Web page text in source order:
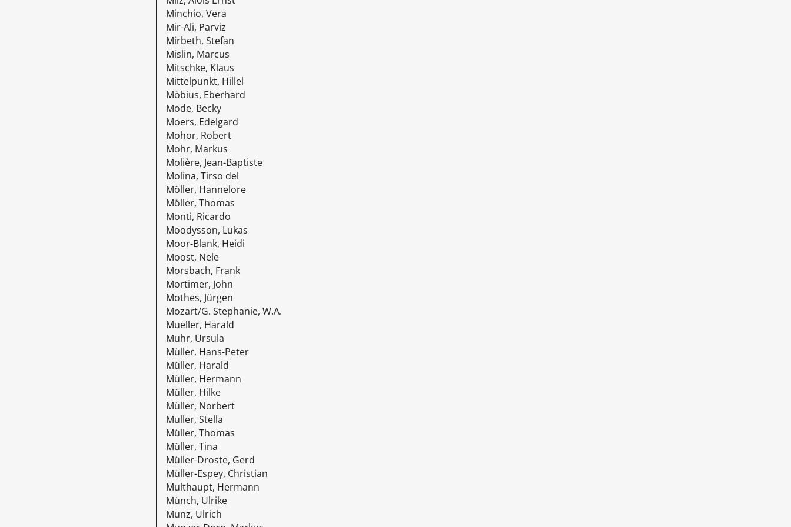
Minchio, Vera
Mir-Ali, Parviz
Mirbeth, Stefan
Mislin, Marcus
Mitschke, Klaus
Mittelpunkt, Hillel
Möbius, Eberhard
Mode, Becky
Moers, Edelgard
Mohor, Robert
Mohr, Markus
Molière, Jean-Baptiste
Molina, Tirso del
Möller, Hannelore
Möller, Thomas
Monti, Ricardo
Moodysson, Lukas
Moor-Blank, Heidi
Moost, Nele
Morsbach, Frank
Mortimer, John
Mothes, Jürgen
Mozart/G. Stephanie, W.A.
Mueller, Harald
Muhr, Ursula
Müller, Hans-Peter
Müller, Harald
Müller, Hermann
Müller, Hilke
Müller, Norbert
Muller, Stella
Müller, Thomas
Müller, Tina
Müller-Droste, Gerd
Müller-Espey, Christian
Multhaupt, Hermann
Münch, Ulrike
Munz, Ulrich